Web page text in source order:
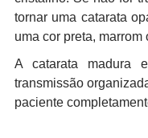
tornar uma catarata
uma cor preta, marrom
A catarata madura
transmissão
paciente